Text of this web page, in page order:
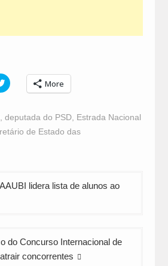
Click
to
Twitter
(Opens
in
new
More
deputada do PSD, Estrada Nacional
de Estado das
lidera lista de alunos ao
do Concurso Internacional de
concorrentes